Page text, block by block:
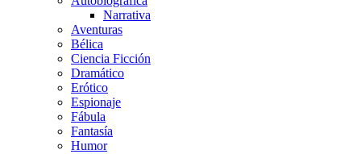
Narrativa
Aventuras
Bélica
Ciencia Ficción
Dramático
Erótico
Espionaje
Fábula
Fantasía
Humor